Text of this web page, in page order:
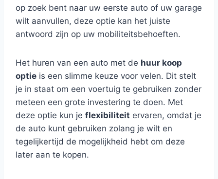
op zoek bent naar uw eerste auto of uw garage
wilt aanvullen, deze optie kan het juiste
antwoord zijn op uw mobiliteitsbehoeften.
Het huren van een auto met de huur koop
optie is een slimme keuze voor velen. Dit stelt
je in staat om een voertuig te gebruiken zonder
meteen een grote investering te doen. Met
deze optie kun je flexibiliteit ervaren, omdat je
de auto kunt gebruiken zolang je wilt en
tegelijkertijd de mogelijkheid hebt om deze
later aan te kopen.